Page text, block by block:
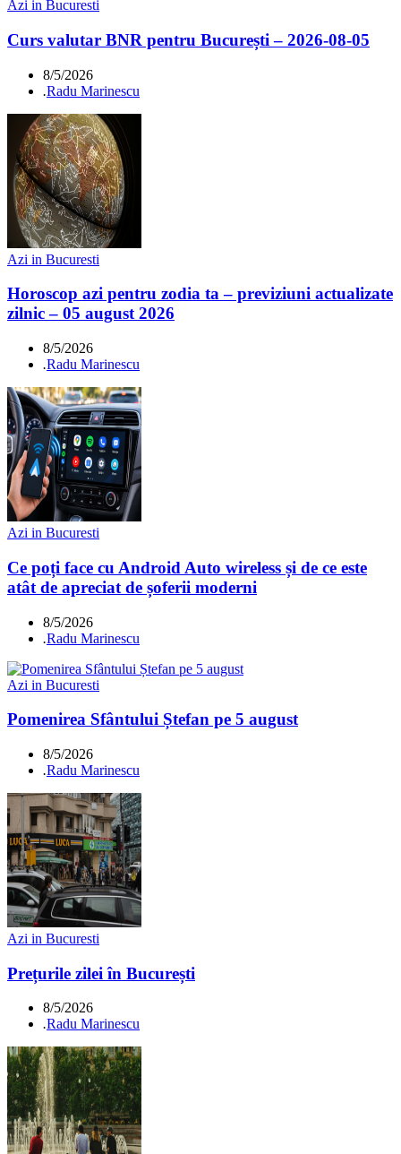
Azi in Bucuresti
Curs valutar BNR pentru București – 2026-08-05
8/5/2026
.Radu Marinescu
Azi in Bucuresti
Horoscop azi pentru zodia ta – previziuni actualizate
zilnic – 05 august 2026
8/5/2026
.Radu Marinescu
Azi in Bucuresti
Ce poți face cu Android Auto wireless și de ce este
atât de apreciat de șoferii moderni
8/5/2026
.Radu Marinescu
Azi in Bucuresti
Pomenirea Sfântului Ștefan pe 5 august
8/5/2026
.Radu Marinescu
Azi in Bucuresti
Prețurile zilei în București
8/5/2026
.Radu Marinescu